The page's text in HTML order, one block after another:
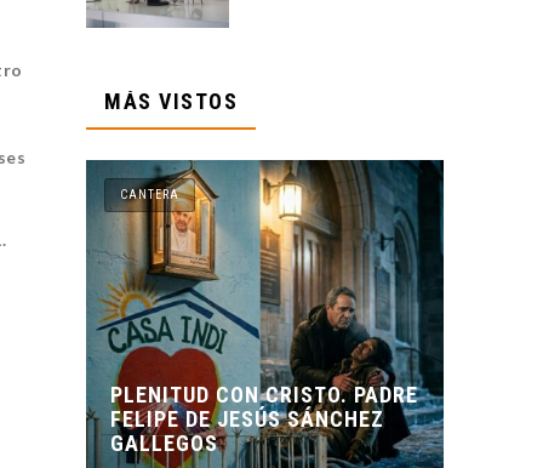
MÁS VISTOS
CANTERA
ORIGEN Y PROPÓSITO DE
CASA INDI